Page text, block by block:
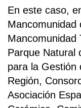
En este caso,
Mancomunidad
Mancomunidad
Parque Natural
para la Gestión
Región,
Asociación